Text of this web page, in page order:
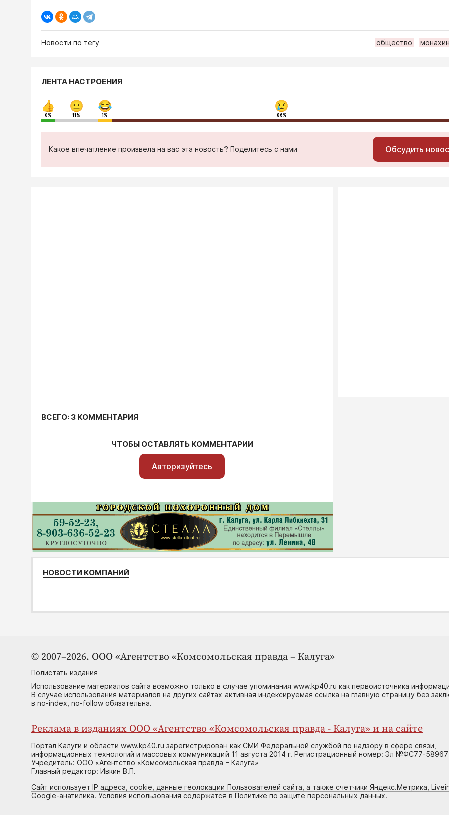
Новости по тегу общество
ЛЕНТА НАСТРОЕНИЯ
0% 11% 1% 86%
Какое впечатление произвела на вас эта новость? Поделитесь с нами Обсудить
ВСЕГО: 3 КОММЕНТАРИЯ
ЧТОБЫ ОСТАВЛЯТЬ КОММЕНТАРИИ
Авторизуйтесь
НОВОСТИ КОМПАНИЙ
© 2007–2026. ООО «Агентство «Комсомольская правда – Калуга»
Полистать издания
Использование материалов сайта возможно только в случае упоминания www.kp40.ru как первоисточника
В случае использования материалов на других сайтах активная индексируемая ссылка на главную страницу без
в no-index, no-follow обязательна.
Реклама в изданиях ООО «Агентство «Комсомольская правда - Калуга» и на сайте
Портал Калуги и области www.kp40.ru зарегистрирован как СМИ Федеральной службой по надзору в сфере связи,
информационных технологий и массовых коммуникаций 11 августа 2014 г. Регистрационный номер: Эл №ФС77-58967
Учредитель: ООО «Агентство «Комсомольская правда – Калуга»
Главный редактор: Ивкин В.П.
Сайт использует IP адреса, cookie, данные геолокации Пользователей сайта, а также счетчики Яндекс.Метрика,
Google-анатилика. Условия использования содержатся в Политике по защите персональных данных.